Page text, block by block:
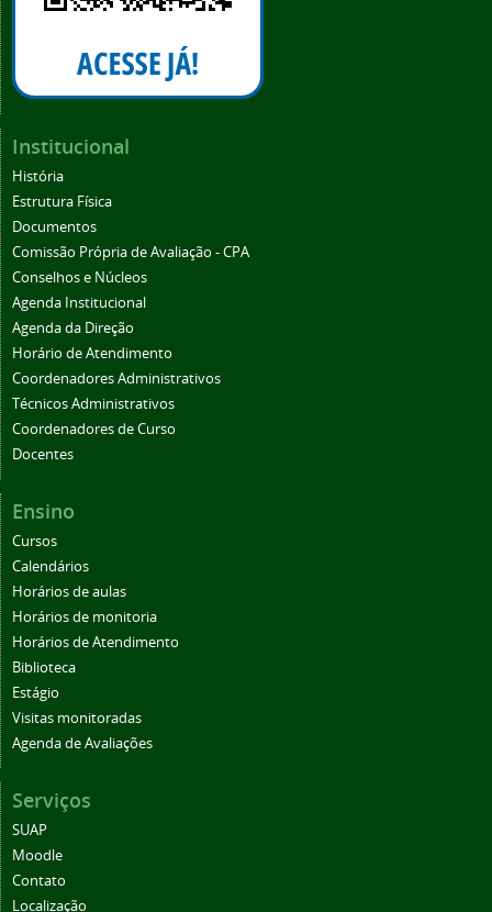
Institucional
História
Estrutura Física
Documentos
Comissão Própria de Avaliação - CPA
Conselhos e Núcleos
Agenda Institucional
Agenda da Direção
Horário de Atendimento
Coordenadores Administrativos
Técnicos Administrativos
Coordenadores de Curso
Docentes
Ensino
Cursos
Calendários
Horários de aulas
Horários de monitoria
Horários de Atendimento
Biblioteca
Estágio
Visitas monitoradas
Agenda de Avaliações
Serviços
SUAP
Moodle
Contato
Localização